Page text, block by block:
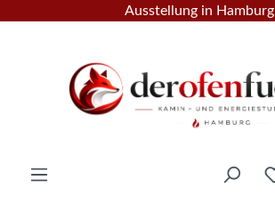
Zum Hauptinhalt springen
Ausstellung in Hamburg